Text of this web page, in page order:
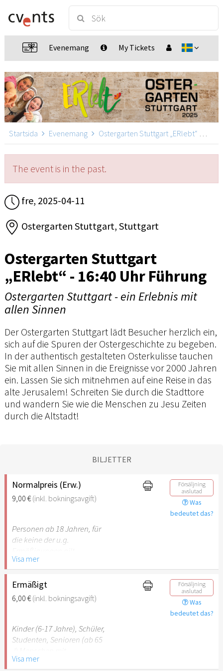
Evenemang My Tickets
Startsida Evenemang Ostergarten Stuttgart „ERlebt“
The event is in the past.
fre, 2025-04-11
Ostergarten Stuttgart, Stuttgart
Ostergarten Stuttgart
„ERlebt“ - 16:40 Uhr Führung
Ostergarten Stuttgart - ein Erlebnis mit
allen Sinnen
Der Ostergarten Stuttgart lädt Besucher herzlich ein,
sich auf die Spuren der Ostergeschichte zu begeben.
In der authentisch gestalteten Osterkulisse tauchen
Sie mit allen Sinnen in die Ereignisse vor 2000 Jahren
ein. Lassen Sie sich mitnehmen auf eine Reise in das
alte Jerusalem! Schreiten Sie durch die Stadttore
und wandern Sie wie die Menschen zu Jesu Zeiten
durch die Altstadt!
BILJETTER
Normalpreis (Erw.)
9,00 €(inkl. bokningsavgift)
Försäljning
avslutad
Was
bedeutet das?
Personen ab 18 Jahren, für
die keine der u.g.
Visa mer
Ermäßigt
6,00 €(inkl. bokningsavgift)
Försäljning
avslutad
Was
bedeutet das?
Kinder (6-17 Jahre), Schüler,
Studenten, Senioren (ab 65
Behinderung (ab 50%),
Visa mer